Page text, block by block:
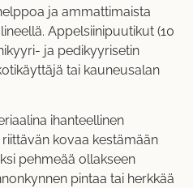
ja ammattimaista
Appelsiinipuutikut (10
ja pedikyyrisetin
tai kauneusalan
ihanteellinen
kovaa kestämään
pehmeää ollakseen
pintaa tai herkkää